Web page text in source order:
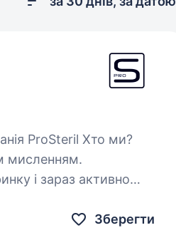
мисленням.
і зараз активно
Зберегти